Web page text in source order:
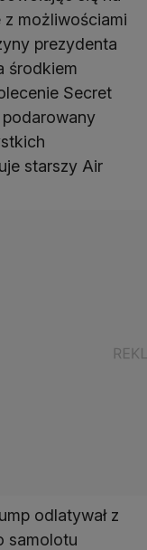
z możliwościami
prezydenta
środkiem
Secret
podarowany
starszy Air
odlatywał z
samolotu